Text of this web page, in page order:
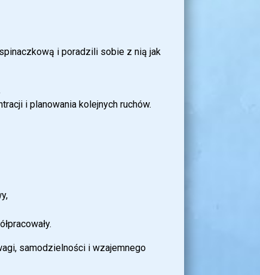
i poradzili sobie z nią jak
i planowania kolejnych ruchów.
samodzielności i wzajemnego